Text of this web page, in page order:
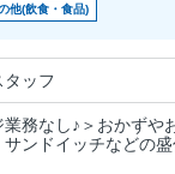
他(飲食・食品)
タッフ
業務なし♪＞おかずや
サンドイッチなどの